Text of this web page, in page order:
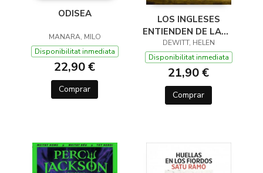
ODISEA
MANARA, MILO
Disponibilitat inmediata
22,90 €
Comprar
LOS INGLESES
ENTIENDEN DE LANA
(Y OTROS TRUCOS)
DEWITT, HELEN
Disponibilitat inmediata
21,90 €
Comprar